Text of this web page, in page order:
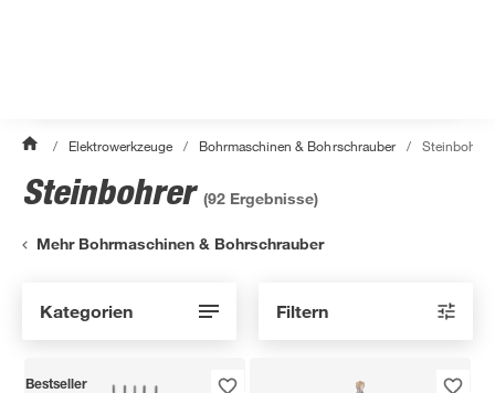
/ Elektrowerkzeuge / Bohrmaschinen & Bohrschrauber / Steinbohrer
Steinbohrer (92 Ergebnisse)
Mehr Bohrmaschinen & Bohrschrauber
Kategorien Filtern
Bestseller